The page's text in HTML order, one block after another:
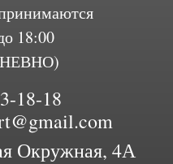
18:00
18-18
Окружная, 4А